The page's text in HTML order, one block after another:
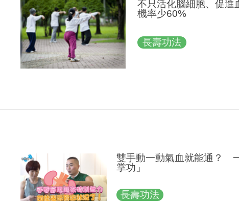
不只活化腦細胞、促
機率少60%
長壽功法
雙手動一動氣血就能通？
掌功」
長壽功法